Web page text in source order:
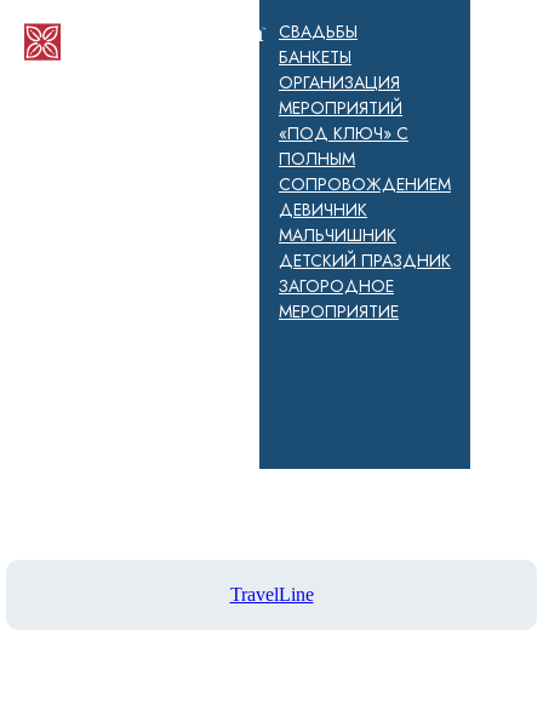
СВАДЬБЫ
БАНКЕТЫ
ОРГАНИЗАЦИЯ
МЕРОПРИЯТИЙ
«ПОД КЛЮЧ» С
ПОЛНЫМ
СОПРОВОЖДЕНИЕМ
ДЕВИЧНИК
МАЛЬЧИШНИК
ДЕТСКИЙ ПРАЗДНИК
ЗАГОРОДНОЕ
МЕРОПРИЯТИЕ
TravelLine